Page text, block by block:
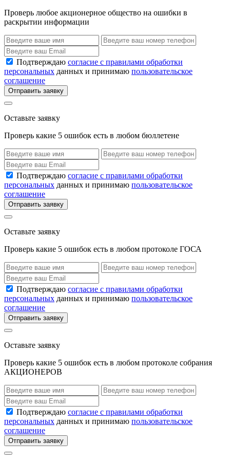
Проверь любое акционерное общество на ошибки в
раскрытии информации
Подтверждаю согласие с правилами обработки
персональных данных и принимаю пользовательское
соглашение
Отправить заявку
Оставьте заявку
Проверь какие 5 ошибок есть в любом бюллетене
Подтверждаю согласие с правилами обработки
персональных данных и принимаю пользовательское
соглашение
Отправить заявку
Оставьте заявку
Проверь какие 5 ошибок есть в любом протоколе ГОСА
Подтверждаю согласие с правилами обработки
персональных данных и принимаю пользовательское
соглашение
Отправить заявку
Оставьте заявку
Проверь какие 5 ошибок есть в любом протоколе собрания
АКЦИОНЕРОВ
Подтверждаю согласие с правилами обработки
персональных данных и принимаю пользовательское
соглашение
Отправить заявку